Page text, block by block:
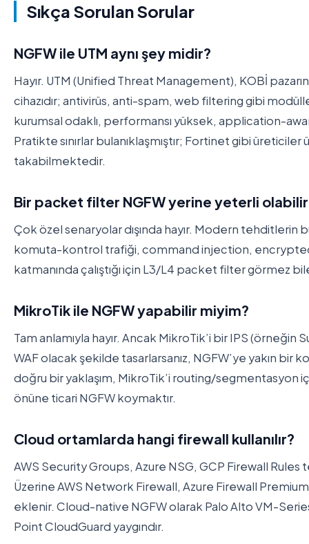
Sıkça Sorulan Sorular
NGFW ile UTM aynı şey midir?
Hayır. UTM (Unified Threat Management), KOBİ
cihazıdır; antivirüs, anti-spam, web filtering gibi
kurumsal odaklı, performansı yüksek, application-
Pratikte sınırlar bulanıklaşmıştır; Fortinet gibi
takabilmektedir.
Bir packet filter NGFW yerine yeterli
Çok özel senaryolar dışında hayır. Modern tehditlerin
komuta-kontrol trafiği, command injection,
katmanında çalıştığı için L3/L4 packet filter görmez
MikroTik ile NGFW yapabilir miyim?
Tam anlamıyla hayır. Ancak MikroTik’i bir IPS
WAF olacak şekilde tasarlarsanız, NGFW’ye yakın bir
doğru bir yaklaşım, MikroTik’i routing/segmentasyon
önüne ticari NGFW koymaktır.
Cloud ortamlarda hangi firewall kullanılır?
AWS Security Groups, Azure NSG, GCP Firewall
Üzerine AWS Network Firewall, Azure Firewall
eklenir. Cloud-native NGFW olarak Palo Alto VM-
Point CloudGuard yaygındır.